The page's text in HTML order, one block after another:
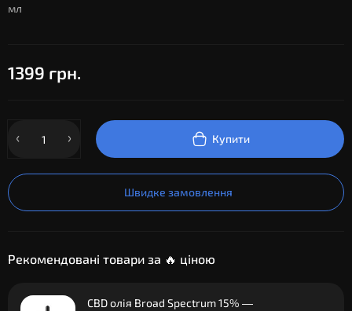
мл
1399 грн.
Купити
Швидке замовлення
Рекомендовані товари за 🔥 ціною
CBD олія Broad Spectrum 15% —